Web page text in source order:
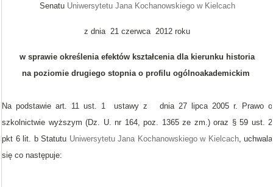
Senatu Uniwersytetu Jana Kochanowskiego w Kielcach
z dnia 21 czerwca 2012 roku
w sprawie określenia efektów kształcenia dla kierunku historia
na poziomie drugiego stopnia o profilu ogólnoakademickim
Na podstawie art. 11 ust. 1
ustawy z dnia 27 lipca 2005 r. Prawo o
szkolnictwie wyższym (Dz. U. nr 164, poz. 1365 ze zm.) oraz § 59 ust. 2
pkt 6 lit. b Statutu Uniwersytetu Jana Kochanowskiego w Kielcach, uchwala
się co następuje: